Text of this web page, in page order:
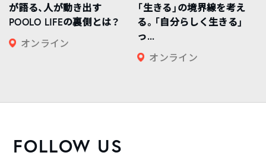
が語る、人が動き出す
POOLO LIFEの裏側とは？
オンライン
「生きる」の境界線を考え
る。「自分らしく生きる」
っ...
オンライン
FOLLOW US